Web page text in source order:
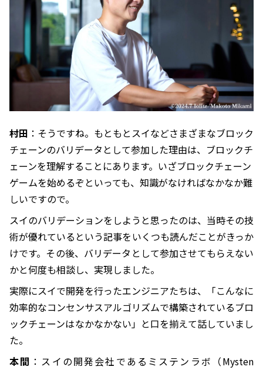
村田 ：そうですね。もともとスイなどさまざまなブロック
チェーンのバリデータとして参加した理由は、ブロックチ
ェーンを理解することにあります。いざブロックチェーン
ゲームを始めるぞといっても、知識がなければなかなか難
しいですので。
スイのバリデーションをしようと思ったのは、当時その技
術が優れているという記事をいくつも読んだことがきっか
けです。その後、バリデータとして参加させてもらえない
かと何度も相談し、実現しました。
実際にスイで開発を行ったエンジニアたちは、「こんなに
効率的なコンセンサスアルゴリズムで構築されているブロ
ックチェーンはなかなかない」と口を揃えて話していまし
た。
本間 ：スイの開発会社であるミステンラボ（Mysten